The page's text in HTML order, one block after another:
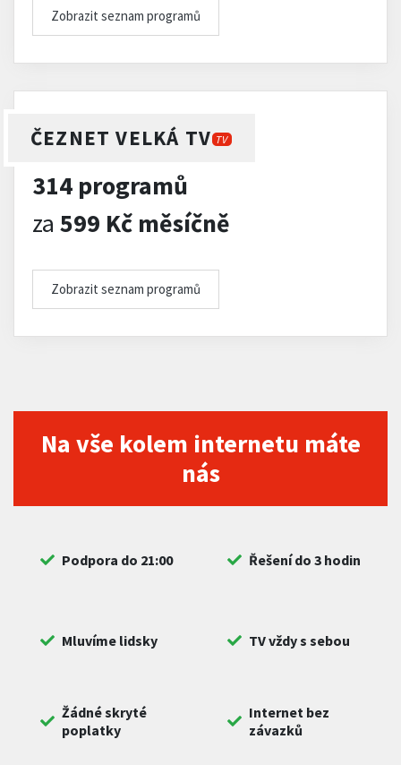
Zobrazit seznam programů
ČEZNET VELKÁ TV TV
314 programů
za 599 Kč měsíčně
Zobrazit seznam programů
Na vše kolem internetu máte
nás
Podpora do 21:00 Řešení do 3 hodin
Mluvíme lidsky TV vždy s sebou
Žádné skryté
poplatky
Internet bez
závazků